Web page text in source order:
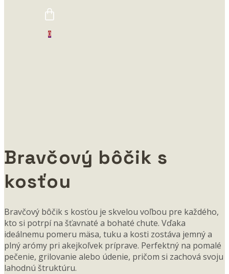
0
Bravčový bôčik s
kosťou
Bravčový bôčik s kosťou je skvelou voľbou pre každého,
kto si potrpí na šťavnaté a bohaté chute. Vďaka
ideálnemu pomeru mäsa, tuku a kosti zostáva jemný a
plný arómy pri akejkoľvek príprave. Perfektný na pomalé
pečenie, grilovanie alebo údenie, pričom si zachová svoju
lahodnú štruktúru.